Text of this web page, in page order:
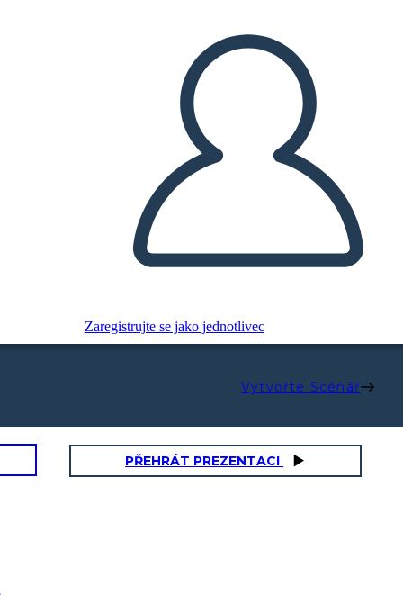
Zaregistrujte se jako jednotlivec
Vytvořte Scénář
PŘEHRÁT PREZENTACI